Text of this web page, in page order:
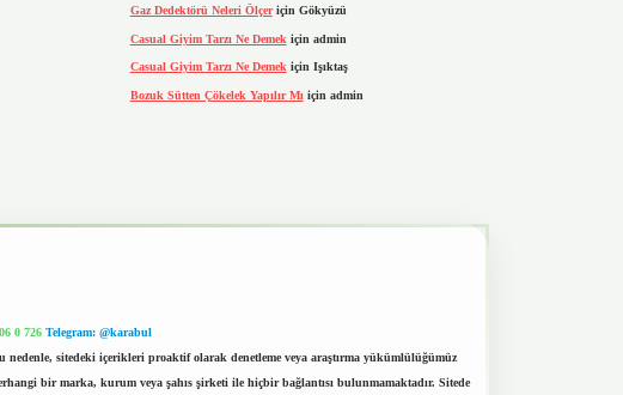
Gaz Dedektörü Neleri Ölçeriçin Gökyüzü
Casual Giyim Tarzı Ne Demek için admin
Casual Giyim Tarzı Ne Demek için Işıktaş
Bozuk Sütten Çökelek Yapılır Mı için admin
0 726 Telegram: @karabul
sitedeki içerikleri proaktif olarak denetleme veya araştırma yükümlülüğümüz
bir marka, kurum veya şahıs şirketi ile hiçbir bağlantısı bulunmamaktadır. Sitede